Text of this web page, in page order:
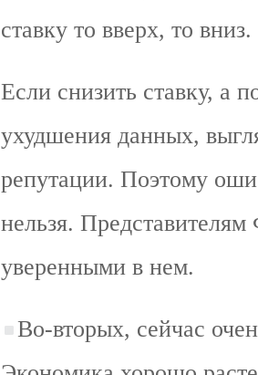
ставку то вверх, то вниз.
Если снизить ставку, а
ухудшения данных,
репутации. Поэтому
нельзя.
уверенными в нем.
Во-вторых, сейчас